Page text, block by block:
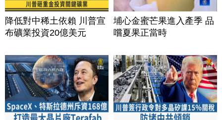
降低對中稀土依賴 川普宣
布礦業投資20億美元
埔心金蜜芒果進入產季 品
嚐夏果正當時